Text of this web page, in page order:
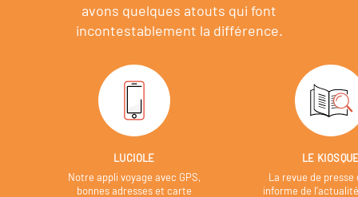
avons quelques atouts qui font
incontestablement la différence.
LUCIOLE
Notre appli voyage avec GPS,
bonnes adresses et carte
LE
La revue de presse
informe de